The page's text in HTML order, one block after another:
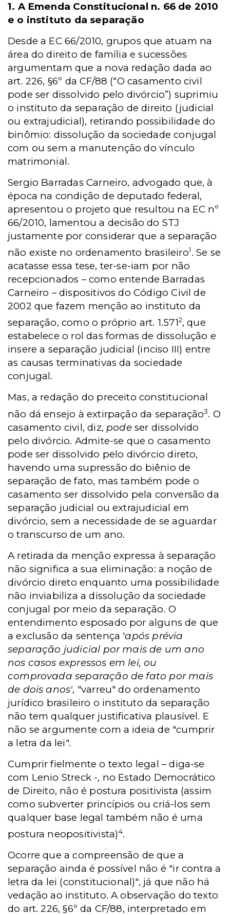
1. A Emenda Constitucional n. 66 de 2010
e o instituto da separação
Desde a EC 66/2010, grupos que atuam na
área do direito de família e sucessões
argumentam que a nova redação dada ao
art. 226, §6º da CF/88 (“O casamento civil
pode ser dissolvido pelo divórcio”) suprimiu
o instituto da separação de direito (judicial
ou extrajudicial), retirando possibilidade do
binômio: dissolução da sociedade conjugal
com ou sem a manutenção do vínculo
matrimonial.
Sergio Barradas Carneiro, advogado que, à
época na condição de deputado federal,
apresentou o projeto que resultou na EC nº
66/2010, lamentou a decisão do STJ
justamente por considerar que a separação
não existe no ordenamento brasileiro1. Se se
acatasse essa tese, ter-se-iam por não
recepcionados – como entende Barradas
Carneiro – dispositivos do Código Civil de
2002 que fazem menção ao instituto da
separação, como o próprio art. 1.5712, que
estabelece o rol das formas de dissolução e
insere a separação judicial (inciso III) entre
as causas terminativas da sociedade
conjugal.
Mas, a redação do preceito constitucional
não dá ensejo à extirpação da separação3. O
casamento civil, diz, podeser dissolvido
pelo divórcio. Admite-se que o casamento
pode ser dissolvido pelo divórcio direto,
havendo uma supressão do biênio de
separação de fato, mas também pode o
casamento ser dissolvido pela conversão da
separação judicial ou extrajudicial em
divórcio, sem a necessidade de se aguardar
o transcurso de um ano.
A retirada da menção expressa à separação
não significa a sua eliminação: a noção de
divórcio direto enquanto uma possibilidade
não inviabiliza a dissolução da sociedade
conjugal por meio da separação. O
entendimento esposado por alguns de que
a exclusão da sentença 'após prévia
separação judicial por mais de um ano
nos casos expressos em lei, ou
comprovada separação de fato por mais
de dois anos', "varreu" do ordenamento
jurídico brasileiro o instituto da separação
não tem qualquer justificativa plausível. E
não se argumente com a ideia de "cumprir
a letra da lei".
Cumprir fielmente o texto legal – diga-se
com Lenio Streck -, no Estado Democrático
de Direito, não é postura positivista (assim
como subverter princípios ou criá-los sem
qualquer base legal também não é uma
postura neopositivista)4.
Ocorre que a compreensão de que a
separação ainda é possível não é "ir contra a
letra da lei (constitucional)", já que não há
vedação ao instituto. A observação do texto
do art. 226, §6º da CF/88, interpretado em